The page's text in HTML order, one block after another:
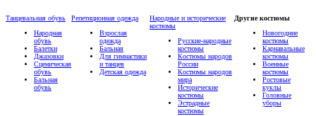
Танцевальная обувь
Народная
обувь
Балетки
Джазовки
Сценическая
обувь
Бальная
обувь
Репетиционная одежда
Взрослая
одежда
Бальная
Для гимнастики
и танцев
Детская одежда
Народные и исторические
костюмы
Русские-народные
костюмы
Костюмы народов
России
Костюмы народов
мира
Исторические
костюмы
Эстрадные
костюмы
Другие костюмы
Новогодние
костюмы
Карнавальные
костюмы
Военные
костюмы
Ростовые
куклы
Головные
уборы